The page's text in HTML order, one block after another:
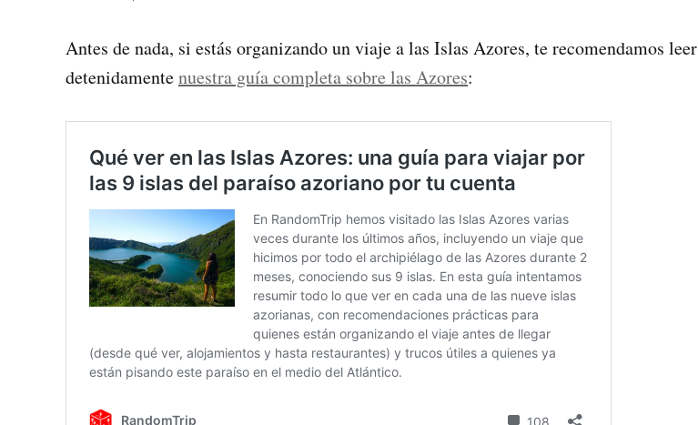
Antes de nada, si estás organizando un viaje a las Islas Azores, te recomendamos leer
detenidamentenuestra guía completa sobre las Azores: